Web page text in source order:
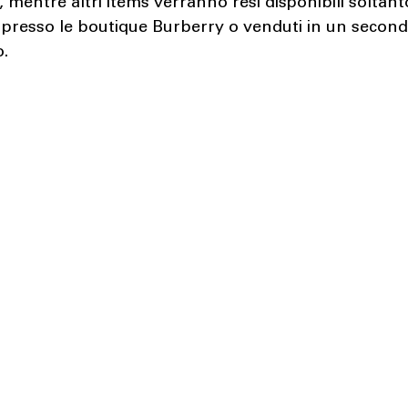
mentre altri items verranno resi disponibili
presso le boutique Burberry o venduti in un